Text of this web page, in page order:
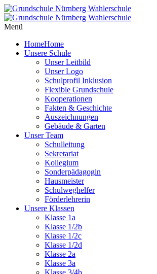
Menü
HomeHome
Unsere Schule
Unser Leitbild
Unser Logo
Schulprofil Inklusion
Flexible Grundschule
Kooperationen
Fakten & Geschichte
Auszeichnungen
Gebäude & Garten
Unser Team
Schulleitung
Sekretariat
Kollegium
Sonderpädagogin
Hausmeister
Schulweghelfer
Förderlehrerin
Unsere Klassen
Klasse 1a
Klasse 1/2b
Klasse 1/2c
Klasse 1/2d
Klasse 2a
Klasse 3a
Klasse 3/4b